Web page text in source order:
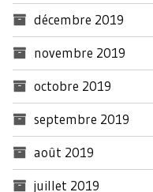
décembre 2019
novembre 2019
octobre 2019
septembre 2019
août 2019
juillet 2019